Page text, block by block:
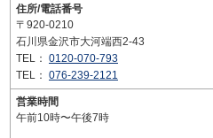
住所/電話番号
〒920-0210
石川県金沢市大河端西2-43
TEL： 0120-070-793
TEL： 076-239-2121
営業時間
午前10時〜午後7時